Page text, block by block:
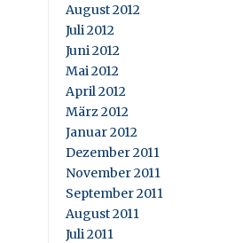
August 2012
Juli 2012
Juni 2012
Mai 2012
April 2012
März 2012
Januar 2012
Dezember 2011
November 2011
September 2011
August 2011
Juli 2011